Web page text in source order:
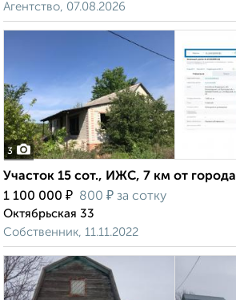
Агентство, 07.08.2026
3
Участок 15 сот., ИЖС, 7 км от города
1 100 000 ₽ 800 ₽ за сотку
Октябрьская 33
Собственник, 11.11.2022